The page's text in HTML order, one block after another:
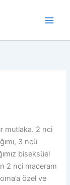
mutlaka. 2 nci
3 ncü
biseksüel
2 nci maceram
özel ve